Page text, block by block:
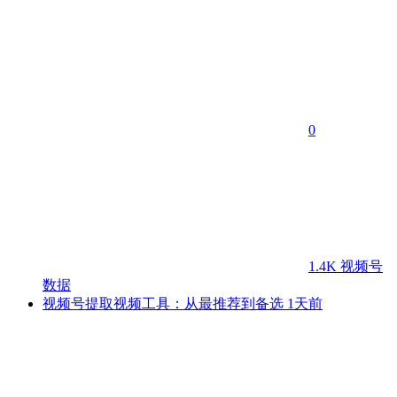
0
1.4K 视频号
数据
视频号提取视频工具：从最推荐到备选 1天前